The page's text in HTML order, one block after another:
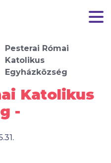
Pesterai Római
Katolikus
Egyházközség
Katolikus
-